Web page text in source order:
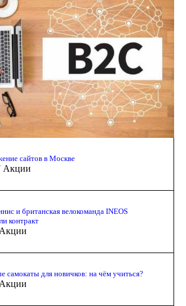
сайтов в Москве
Акции
и британская велокоманда INEOS
контракт
Акции
самокаты для новичков: на чём учиться?
Акции